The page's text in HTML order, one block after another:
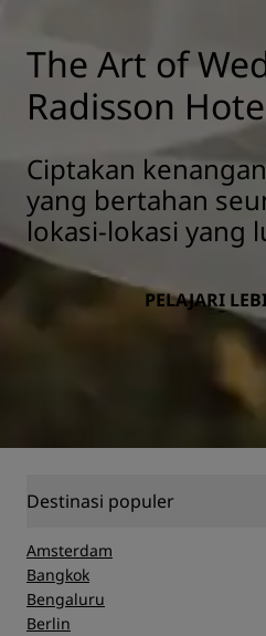
The Art of
Radisson
Ciptakan
yang bertahan
lokasi-lokasi yang
PELAJARI
Destinasi populer
Amsterdam
Bangkok
Bengaluru
Berlin